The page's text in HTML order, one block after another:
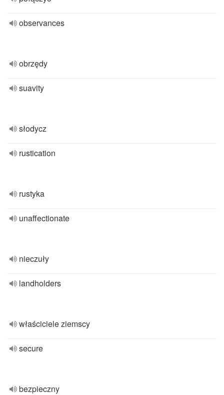
observances
obrzędy
suavity
słodycz
rustication
rustyka
unaffectionate
nieczuły
landholders
właściciele ziemscy
secure
bezpieczny